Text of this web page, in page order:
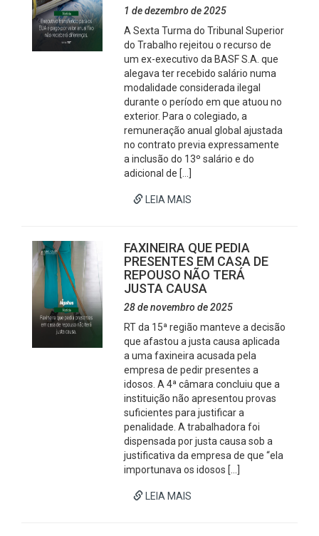
1 de dezembro de 2025
A Sexta Turma do Tribunal Superior
do Trabalho rejeitou o recurso de
um ex-executivo da BASF S.A. que
alegava ter recebido salário numa
modalidade considerada ilegal
durante o período em que atuou no
exterior. Para o colegiado, a
remuneração anual global ajustada
no contrato previa expressamente
a inclusão do 13º salário e do
adicional de […]
LEIA MAIS
FAXINEIRA QUE PEDIA
PRESENTES EM CASA DE
REPOUSO NÃO TERÁ
JUSTA CAUSA
28 de novembro de 2025
RT da 15ª região manteve a decisão
que afastou a justa causa aplicada
a uma faxineira acusada pela
empresa de pedir presentes a
idosos. A 4ª câmara concluiu que a
instituição não apresentou provas
suficientes para justificar a
penalidade. A trabalhadora foi
dispensada por justa causa sob a
justificativa da empresa de que “ela
importunava os idosos […]
LEIA MAIS